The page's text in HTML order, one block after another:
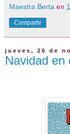
Maestra Berta en
Compartir
jueves, 26 de
Navidad en